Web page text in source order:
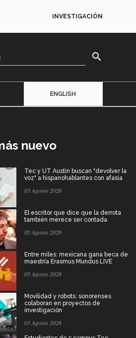
INVESTIGACIÓN
search
ENGLISH
nuevo
Tec y UT Austin buscan "devolver la
voz" a hispanohablantes con afasia
05 Agosto 2026
El escritor que dice que la derrota
también merece ser contada
05 Agosto 2026
Entre miles: mexicana gana beca de
maestría Erasmus Mundus LIVE
05 Agosto 2026
Movilidad y robots: sonorenses
colaboran en proyectos de
investigación
05 Agosto 2026